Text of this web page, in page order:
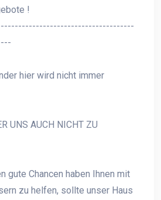
!
hier wird nicht immer
UNS AUCH NICHT ZU
gute Chancen haben Ihnen mit
zu helfen, sollte unser Haus